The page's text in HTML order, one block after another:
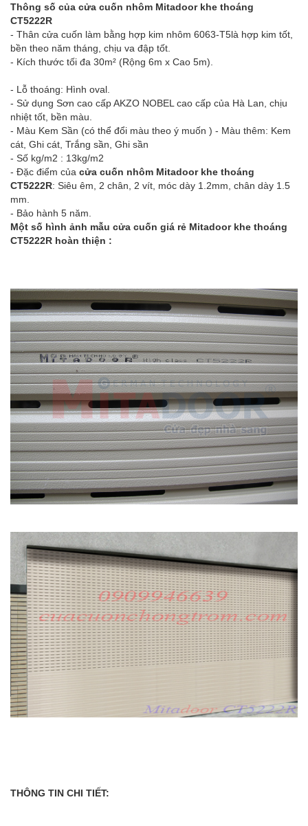
Thông số của cửa cuốn nhôm Mitadoor khe thoáng
CT5222R
- Thân cửa cuốn làm bằng hợp kim nhôm 6063-T5là hợp kim tốt,
bền theo năm tháng, chịu va đập tốt.
- Kích thước tối đa 30m² (Rộng 6m x Cao 5m).
- Lỗ thoáng: Hình oval.
- Sử dụng Sơn cao cấp AKZO NOBEL cao cấp của Hà Lan, chịu
nhiệt tốt, bền màu.
- Màu Kem Sần (có thể đổi màu theo ý muốn ) - Màu thêm: Kem
cát, Ghi cát, Trắng sần, Ghi sần
- Số kg/m2 : 13kg/m2
- Đặc điểm của cửa cuốn nhôm Mitadoor khe thoáng
CT5222R: Siêu êm, 2 chân, 2 vít, móc dày 1.2mm, chân dày 1.5
mm.
- Bảo hành 5 năm.
Một số hình ảnh mẫu cửa cuốn giá rẻ Mitadoor khe thoáng
CT5222R hoàn thiện :
THÔNG TIN CHI TIẾT: